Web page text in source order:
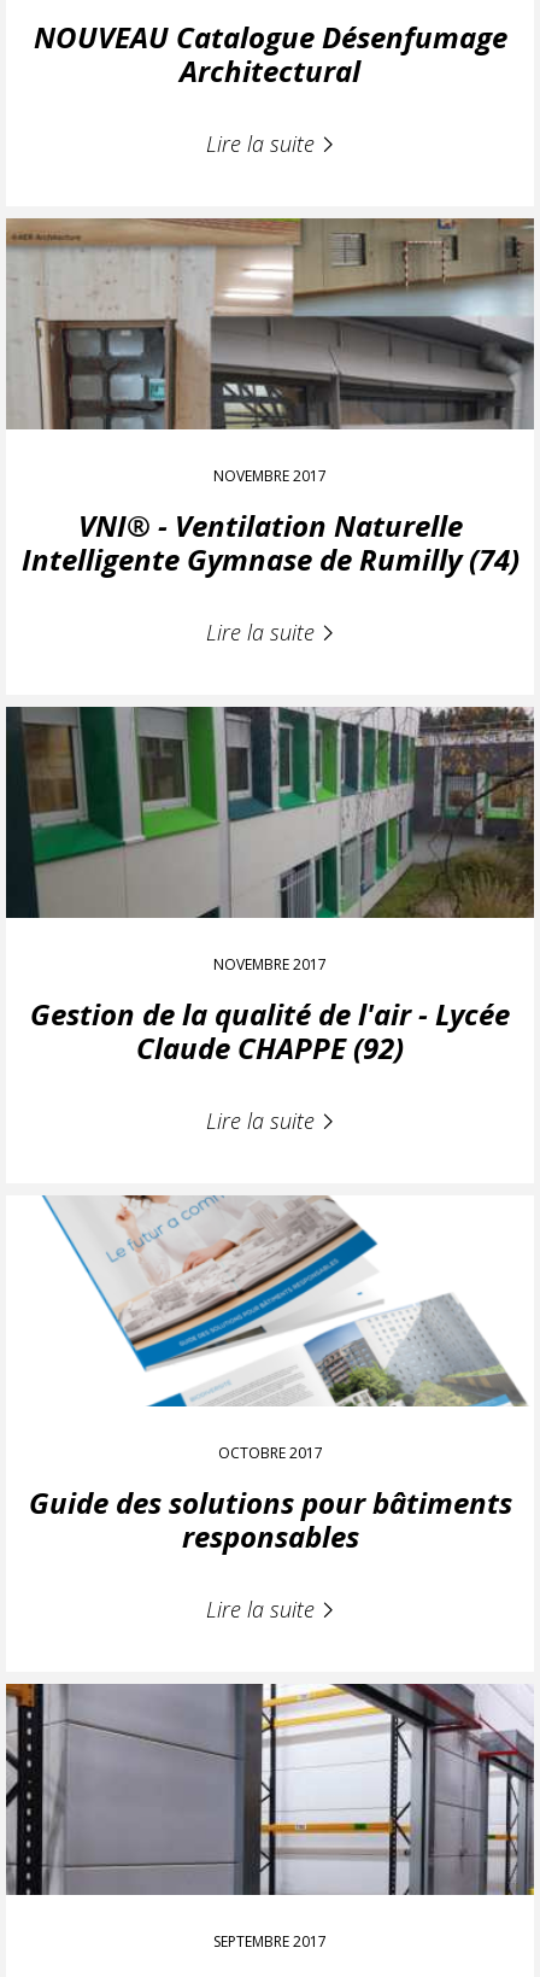
NOUVEAU Catalogue Désenfumage
Architectural
Lire la suite
NOVEMBRE 2017
VNI® - Ventilation Naturelle
Intelligente Gymnase de Rumilly (74)
Lire la suite
NOVEMBRE 2017
Gestion de la qualité de l'air - Lycée
Claude CHAPPE (92)
Lire la suite
OCTOBRE 2017
Guide des solutions pour bâtiments
responsables
Lire la suite
SEPTEMBRE 2017